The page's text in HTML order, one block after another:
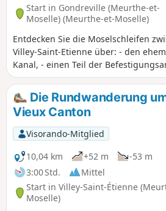
Start in Gondreville (Meurthe-et-
Moselle) (Meurthe-et-Moselle)
Entdecken Sie die Moselschleifen
Villey-Saint-Etienne über: - den
Kanal, - einen Teil der
Etienne: den Unterstand Nr. 1, die
das Werk „Bas du Chêne“ und das
Canton“, - einen Kalvarienberg mit
oberhalb von Villey-Saint-Etienne, -
über den Terrouin, Rückweg entlang
Großschiffkanal und an der Schleuse
Die Rundwanderung
Vieux Canton
Visorando-Mitglied
10,04 km
+52 m
-53 m
3:00 Std.
Mittel
Start in Villey-Saint-Étienne
Moselle)